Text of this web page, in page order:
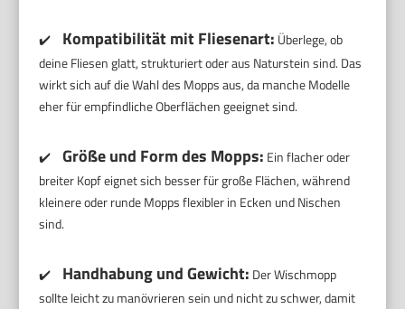
✔️ Kompatibilität mit Fliesenart: Überlege, ob
deine Fliesen glatt, strukturiert oder aus Naturstein sind. Das
wirkt sich auf die Wahl des Mopps aus, da manche Modelle
eher für empfindliche Oberflächen geeignet sind.
✔️ Größe und Form des Mopps: Ein flacher oder
breiter Kopf eignet sich besser für große Flächen, während
kleinere oder runde Mopps flexibler in Ecken und Nischen
sind.
✔️ Handhabung und Gewicht: Der Wischmopp
sollte leicht zu manövrieren sein und nicht zu schwer, damit